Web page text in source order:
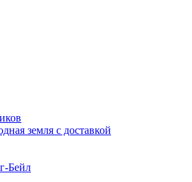
земля с доставкой
Бейл